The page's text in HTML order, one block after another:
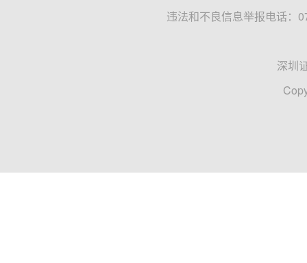
违法和不良信息举报电话：
深圳